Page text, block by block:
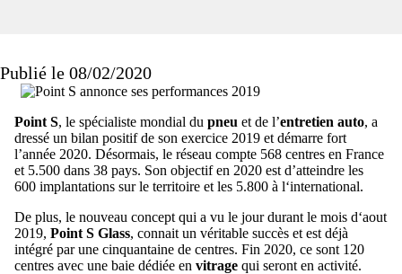
Publié le 08/02/2020
Point S, le spécialiste mondial du pneu et de l’entretien auto, a
dressé un bilan positif de son exercice 2019 et démarre fort
l’année 2020. Désormais, le réseau compte 568 centres en France
et 5.500 dans 38 pays. Son objectif en 2020 est d’atteindre les
600 implantations sur le territoire et les 5.800 à l‘international.
De plus, le nouveau concept qui a vu le jour durant le mois d‘aout
2019, Point S Glass, connait un véritable succès et est déjà
intégré par une cinquantaine de centres. Fin 2020, ce sont 120
centres avec une baie dédiée en vitrage qui seront en activité.